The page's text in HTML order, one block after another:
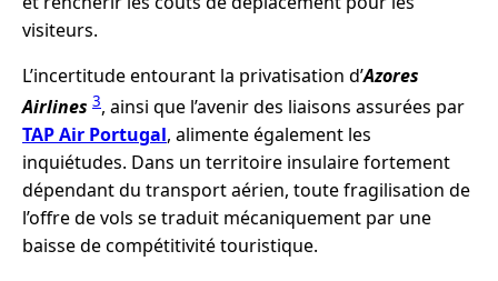
visiteurs.
L’incertitude entourant la privatisation d’Azores
Airlines 3, ainsi que l’avenir des liaisons assurées par
TAP Air Portugal, alimente également les
inquiétudes. Dans un territoire insulaire fortement
dépendant du transport aérien, toute fragilisation de
l’offre de vols se traduit mécaniquement par une
baisse de compétitivité touristique.